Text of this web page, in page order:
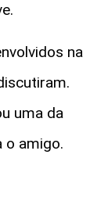
na
uma da
o amigo.